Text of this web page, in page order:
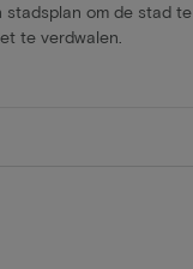
stadsplan om de stad te
te verdwalen.